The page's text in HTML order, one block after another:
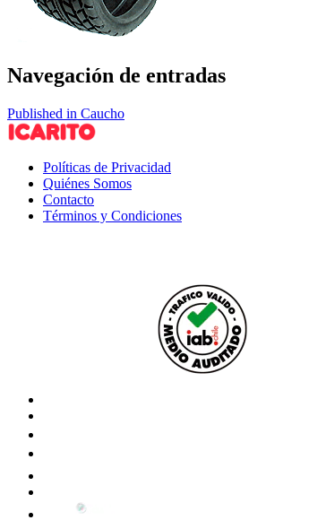
Navegación de entradas
Published in Caucho
Políticas de Privacidad
Quiénes Somos
Contacto
Términos y Condiciones